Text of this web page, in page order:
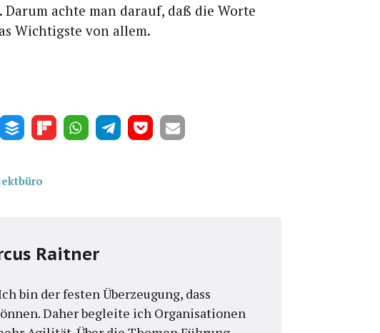
ach­te man dar­auf, daß die Wor­te
Wich­tigs­te von allem.
Raitner
bin der festen Überzeugung, dass
Daher begleite ich Organisationen